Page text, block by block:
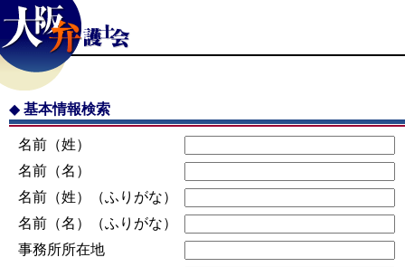
◆ 基本情報検索
名前（姓）
名前（名）
名前（姓）（ふりがな）
名前（名）（ふりがな）
事務所所在地